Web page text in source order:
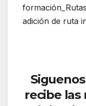
adición de ruta
recibe las